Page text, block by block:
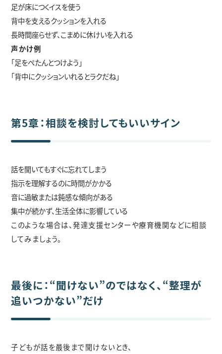
足が床につくイスを使う
背中を支えるクッションを入れる
長時間座らせず、こまめに休けいを入れる
声かけ例
「足をぺたんとつけよう」
「背中にクッションいれるとラクだね」
第5章：相談を検討してもいいサイン
話を聞いてもすぐに忘れてしまう
指示を理解するのに時間がかかる
音に過敏または鈍感な傾向がある
集中が続かず、生活全体に影響している
このような場合は、発達支援センターや療育機関などに相談
してみましょう。
最後に：“聞けない”のではなく、“整理が
追いつかない”だけ
子どもが話を最後まで聞けないとき、